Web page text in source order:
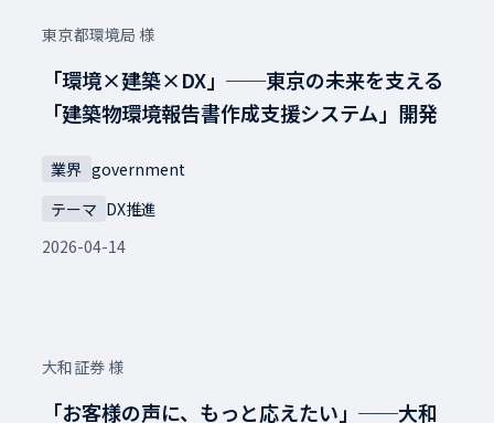
東京都環境局 様
「環境×建築×DX」──東京の未来を支える
「建築物環境報告書作成支援システム」開発
業界 government
テーマ DX推進
2026-04-14
大和証券 様
「お客様の声に、もっと応えたい」──大和